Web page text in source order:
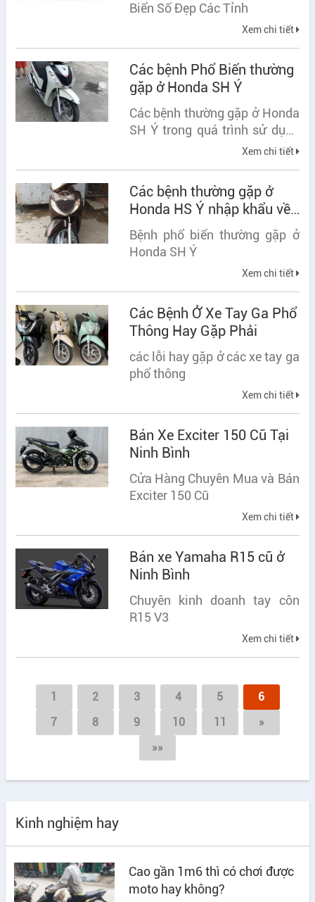
Biển Số Đẹp Các Tỉnh
Xem chi tiết
Các bệnh Phổ Biến thường
gặp ở Honda SH Ý
Các bệnh thường gặp ở Honda
SH Ý trong quá trình sử dụng
Honda SH Ý là dòng xe tay ga
Việt Nam. Tuy công nghệ vượt
trội và bền bỉ nhưng thỉnh
thoảng...
Xem chi tiết
Các bệnh thường gặp ở
Honda HS Ý nhập khẩu về
Việt Nam
Bệnh phổ biến thường gặp ở
Honda SH Ý
Xem chi tiết
Các Bệnh Ở Xe Tay Ga Phổ
Thông Hay Gặp Phải
các lỗi hay gặp ở các xe tay ga
phổ thông
Xem chi tiết
Bán Xe Exciter 150 Cũ Tại
Ninh Bình
Cửa Hàng Chuyên Mua và Bán
Exciter 150 Cũ
Xem chi tiết
Bán xe Yamaha R15 cũ ở
Ninh Bình
Chuyên kinh doanh tay côn
R15 V3
Xem chi tiết
1 2 3 4 5
6
7
8 9 10 11
»
»»
Kinh nghiệm hay
Cao gần 1m6 thì có chơi được
moto hay không?